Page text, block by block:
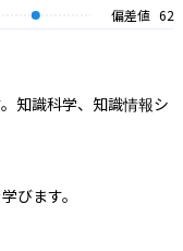
偏差値 62
知識科学、知識情報シ
びます。